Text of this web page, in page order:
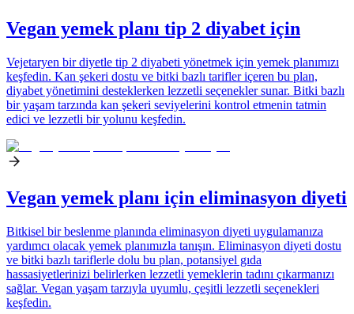
Vegan yemek planı tip 2 diyabet için
Vejetaryen bir diyetle tip 2 diyabeti yönetmek için yemek planımızı
keşfedin. Kan şekeri dostu ve bitki bazlı tarifler içeren bu plan,
diyabet yönetimini desteklerken lezzetli seçenekler sunar. Bitki bazlı
bir yaşam tarzında kan şekeri seviyelerini kontrol etmenin tatmin
edici ve lezzetli bir yolunu keşfedin.
Vegan yemek planı için eliminasyon diyeti
Bitkisel bir beslenme planında eliminasyon diyeti uygulamanıza
yardımcı olacak yemek planımızla tanışın. Eliminasyon diyeti dostu
ve bitki bazlı tariflerle dolu bu plan, potansiyel gıda
hassasiyetlerinizi belirlerken lezzetli yemeklerin tadını çıkarmanızı
sağlar. Vegan yaşam tarzıyla uyumlu, çeşitli lezzetli seçenekleri
keşfedin.